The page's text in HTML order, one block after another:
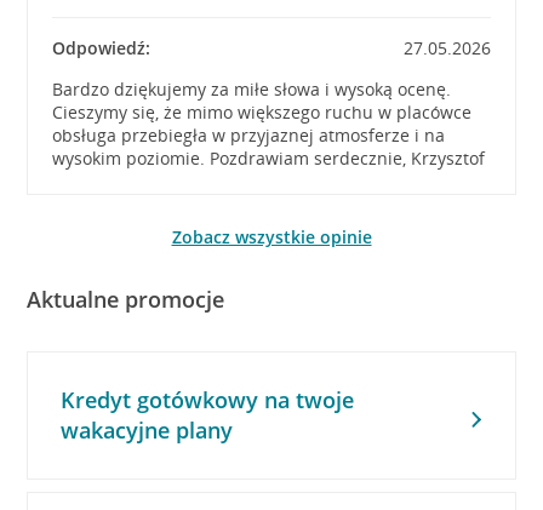
Odpowiedź:
27.05.2026
Bardzo dziękujemy za miłe słowa i wysoką ocenę.
Cieszymy się, że mimo większego ruchu w placówce
obsługa przebiegła w przyjaznej atmosferze i na
wysokim poziomie. Pozdrawiam serdecznie, Krzysztof
Zobacz wszystkie opinie
Aktualne promocje
Kredyt gotówkowy na twoje
wakacyjne plany